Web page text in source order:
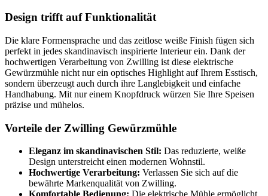
Design trifft auf Funktionalität
Die klare Formensprache und das zeitlose weiße Finish fügen sich
perfekt in jedes skandinavisch inspirierte Interieur ein. Dank der
hochwertigen Verarbeitung von Zwilling ist diese elektrische
Gewürzmühle nicht nur ein optisches Highlight auf Ihrem Esstisch,
sondern überzeugt auch durch ihre Langlebigkeit und einfache
Handhabung. Mit nur einem Knopfdruck würzen Sie Ihre Speisen
präzise und mühelos.
Vorteile der Zwilling Gewürzmühle
Eleganz im skandinavischen Stil: Das reduzierte, weiße
Design unterstreicht einen modernen Wohnstil.
Hochwertige Verarbeitung: Verlassen Sie sich auf die
bewährte Markenqualität von Zwilling.